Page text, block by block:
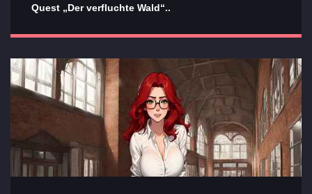
Quest „Der verfluchte Wald“..